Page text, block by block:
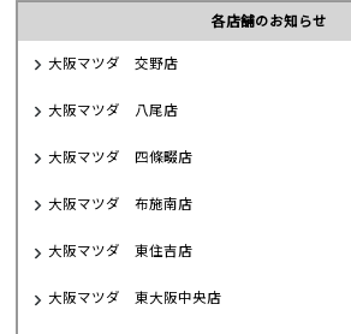
各店舗のお知らせ
大阪マツダ 交野店
大阪マツダ 八尾店
大阪マツダ 四條畷店
大阪マツダ 布施南店
大阪マツダ 東住吉店
大阪マツダ 東大阪中央店